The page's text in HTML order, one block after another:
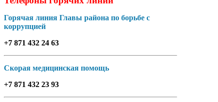
Горячая линия Главы района по борьбе с
коррупцией
+7 871 432 24 63
Скорая медицинская помощь
+7 871 432 23 93